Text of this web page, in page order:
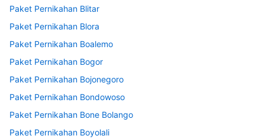
Paket Pernikahan Blitar
Paket Pernikahan Blora
Paket Pernikahan Boalemo
Paket Pernikahan Bogor
Paket Pernikahan Bojonegoro
Paket Pernikahan Bondowoso
Paket Pernikahan Bone Bolango
Paket Pernikahan Boyolali